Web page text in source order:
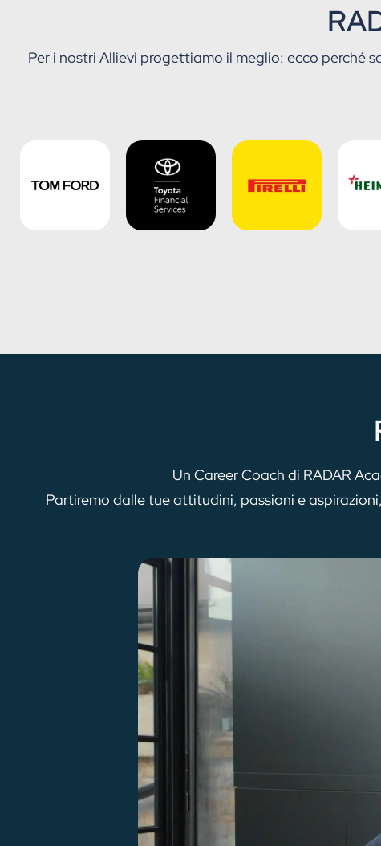
Per i nostri Allievi progettiamo il meglio: ecco perché
Un Career Coach di RADAR
Partiremo dalle tue attitudini, passioni e